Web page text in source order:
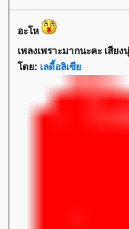
อะโห
เพลงเพราะมากนะคะ เสีย
โดย: เลดี้อลิเซีย